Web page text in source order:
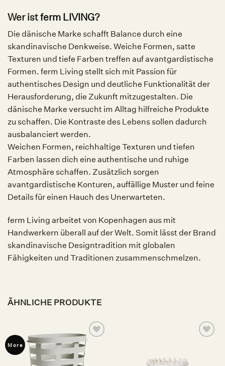
Wer istferm LIVING?
Die dänische Marke schafft Balance durch eine
skandinavische Denkweise. Weiche Formen, satte
Texturen und tiefe Farben treffen auf avantgardistische
Formen. ferm Living stellt sich mit Passion für
authentisches Design und deutliche Funktionalität der
Herausforderung, die Zukunft mitzugestalten. Die
dänische Marke versucht im Alltag hilfreiche Produkte
zu schaffen. Die Kontraste des Lebens sollen dadurch
ausbalanciert werden.
Weichen Formen, reichhaltige Texturen und tiefen
Farben lassen dich eine authentische und ruhige
Atmosphäre schaffen. Zusätzlich sorgen
avantgardistische Konturen, auffällige Muster und feine
Details für einen Hauch des Unerwarteten.
ferm Living arbeitet von Kopenhagen aus mit
Handwerkern überall auf der Welt. Somit lässt der Brand
skandinavische Designtradition mit globalen
Fähigkeiten und Traditionen zusammenschmelzen.
ÄHNLICHE PRODUKTE
More
Auf die
Wunschliste